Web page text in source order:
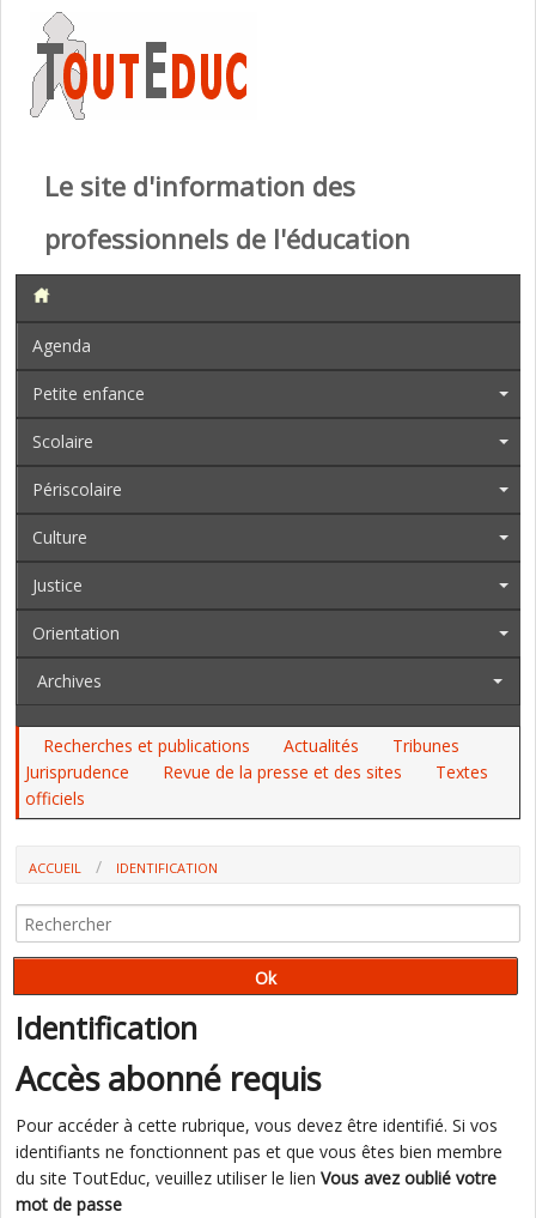
Le site d'information des
professionnels de l'éducation
Agenda
Petite enfance
Scolaire
Périscolaire
Culture
Justice
Orientation
Archives
Recherches et publications Actualités
Tribunes
Jurisprudence
Revue de la presse et des sites
Textes
officiels
ACCUEIL IDENTIFICATION
Identification
Accès abonné requis
Pour accéder à cette rubrique, vous devez être identifié. Si vos
identifiants ne fonctionnent pas et que vous êtes bien membre
du site ToutEduc, veuillez utiliser le lien Vous avez oublié votre
mot de passe